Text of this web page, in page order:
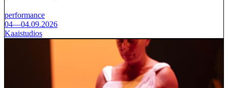
performance
04—04.09.2026
Kaaistudios